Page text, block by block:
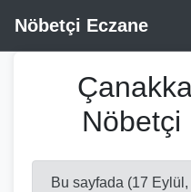
Nöbetçi Eczane
Nöbetçi
Bu sayfada (17